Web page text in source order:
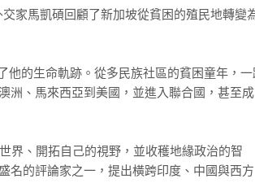
洲、馬來西亞到美國，並進入聯合國，甚至成
名的評論家之一，提出橫跨印度、中國與西方